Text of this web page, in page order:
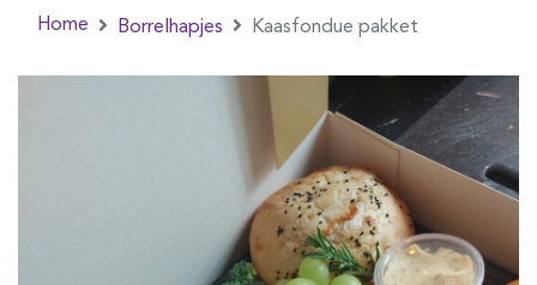
Home Borrelhapjes Kaasfondue pakket